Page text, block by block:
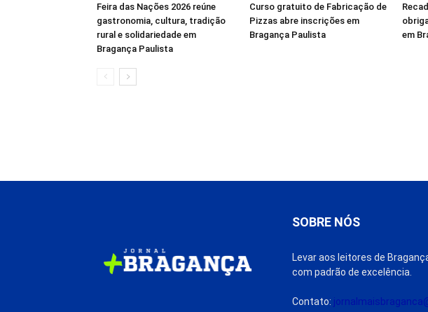
Feira das Nações 2026 reúne
gastronomia, cultura, tradição
rural e solidariedade em
Bragança Paulista
Curso gratuito de Fabricação de
Pizzas abre inscrições em
Bragança Paulista
em
SOBRE NÓS
Levar aos leitores de
com padrão de excelência.
Contato: